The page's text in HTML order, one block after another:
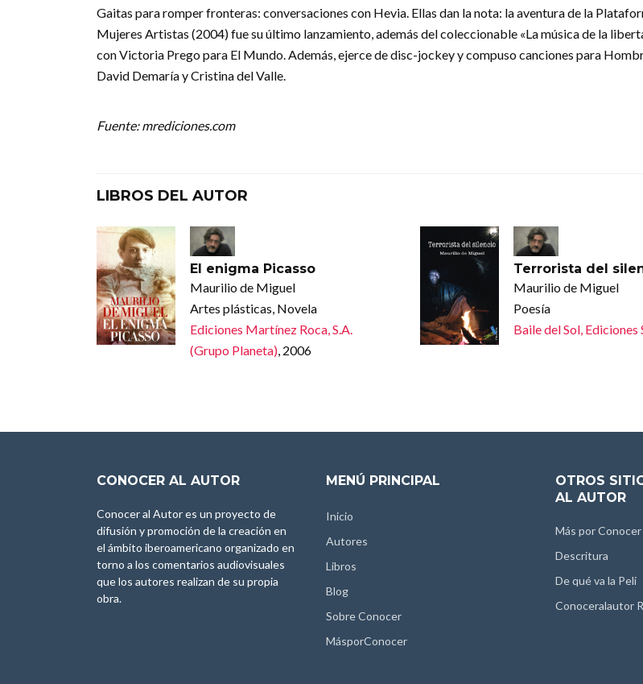
Gaitas para romper fronteras: conversaciones con Hevia. Ellas dan la nota: la aventura de la
Mujeres Artistas (2004) fue su último lanzamiento, además del coleccionable «La música de la
con Victoria Prego para El Mundo. Además, ejerce de disc-jockey y compuso canciones para
David Demaría y Cristina del Valle.
Fuente: mrediciones.com
LIBROS DEL AUTOR
El enigma Picasso
Maurilio de Miguel
Artes plásticas, Novela
Ediciones Martínez Roca, S.A.
(Grupo Planeta), 2006
Terrorista del
Maurilio de Miguel
Poesía
Baile del Sol, Ediciones
CONOCER AL AUTOR
Conocer al Autor es un proyecto de
difusión y promoción de la creación en
el ámbito iberoamericano organizado en
torno a los comentarios audiovisuales
que los autores realizan de su propia
obra.
MENÚ PRINCIPAL
Inicio
Autores
Libros
Blog
Sobre Conocer
MásporConocer
OTROS
AL AUTOR
Más por Conocer
Descritura
De qué va la Peli
Conoceralautor